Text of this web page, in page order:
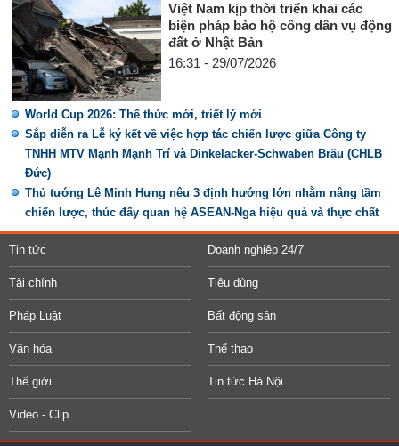
Việt Nam kịp thời triển khai các
biện pháp bảo hộ công dân vụ động
đất ở Nhật Bản
16:31 - 29/07/2026
World Cup 2026: Thể thức mới, triết lý mới
Sắp diễn ra Lễ ký kết về việc hợp tác chiến lược giữa Công ty
TNHH MTV Mạnh Mạnh Trí và Dinkelacker-Schwaben Bräu (CHLB
Đức)
Thủ tướng Lê Minh Hưng nêu 3 định hướng lớn nhằm nâng tầm
chiến lược, thúc đẩy quan hệ ASEAN-Nga hiệu quả và thực chất
Tin tức Doanh nghiệp 24/7
Tài chính Tiêu dùng
Pháp Luật Bất động sản
Văn hóa Thể thao
Thế giới Tin tức Hà Nội
Video - Clip